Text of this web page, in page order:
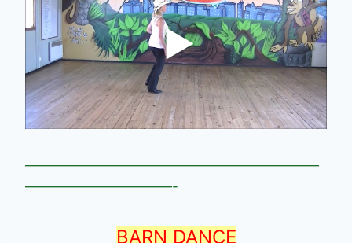
——————————————————————
———————————-
BARN DANCE